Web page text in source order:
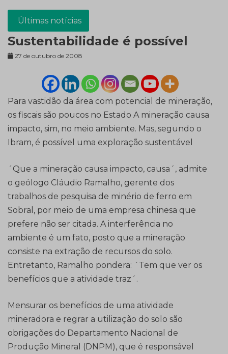
Últimas notícias
Sustentabilidade é possível
27 de outubro de 2008
Para vastidão da área com potencial de mineração,
os fiscais são poucos no Estado A mineração causa
impacto, sim, no meio ambiente. Mas, segundo o
Ibram, é possível uma exploração sustentável
´Que a mineração causa impacto, causa´, admite
o geólogo Cláudio Ramalho, gerente dos
trabalhos de pesquisa de minério de ferro em
Sobral, por meio de uma empresa chinesa que
prefere não ser citada. A interferência no
ambiente é um fato, posto que a mineração
consiste na extração de recursos do solo.
Entretanto, Ramalho pondera: ´Tem que ver os
benefícios que a atividade traz´.
Mensurar os benefícios de uma atividade
mineradora e regrar a utilização do solo são
obrigações do Departamento Nacional de
Produção Mineral (DNPM), que é responsável